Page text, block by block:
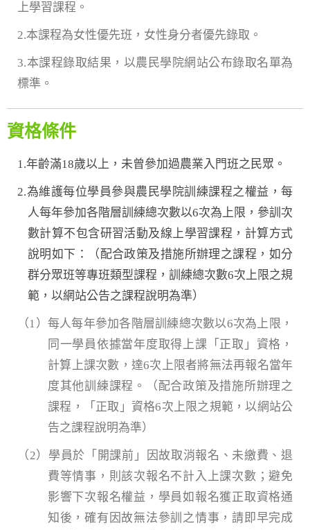
上學習課程。
2.本課程為女性優先班，女性身分者優先錄取。
3.本課程錄取結果，以農民學院網站公布錄取名單為
標準。
資格條件
1.年齡滿18歲以上，未曾參加過農業入門班之民眾。
2.為維護每位學員參與農民學院訓練課程之權益，每
人每年參加各階層訓練總次數以6次為上限，參訓次
數計算不包含研習活動及線上學習課程，計算方式
說明如下：（配合政策及措施所辦理之課程，如分
群分眾班等專班類型課程，訓練總次數6次上限之規
範，以網站公告之課程說明為準）
（1）每人每年參加各階層訓練總次數以6次為上限，
同一學員依據當年度取得上課「正取」資格，
計算上課次數，達6次上限者將無法再報名當年
度其他訓練課程。（配合政策及措施所辦理之
課程，「正取」資格6次上限之規範，以網站公
告之課程說明為準）
（2）學員於「開課前」因故取消報名、未繳費、退
費等情事，則該次報名不計入上課次數；避免
影響下次報名權益，學員如報名獲正取資格通
知後，確有因故無法參訓之情事，請即早完成